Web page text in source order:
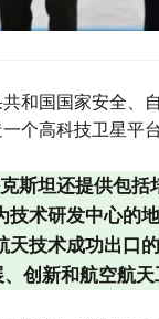
和国国家安全、
个高科技卫星平
斯坦还提供包
技术研发中心的
天技术成功出口
创新和航空航天